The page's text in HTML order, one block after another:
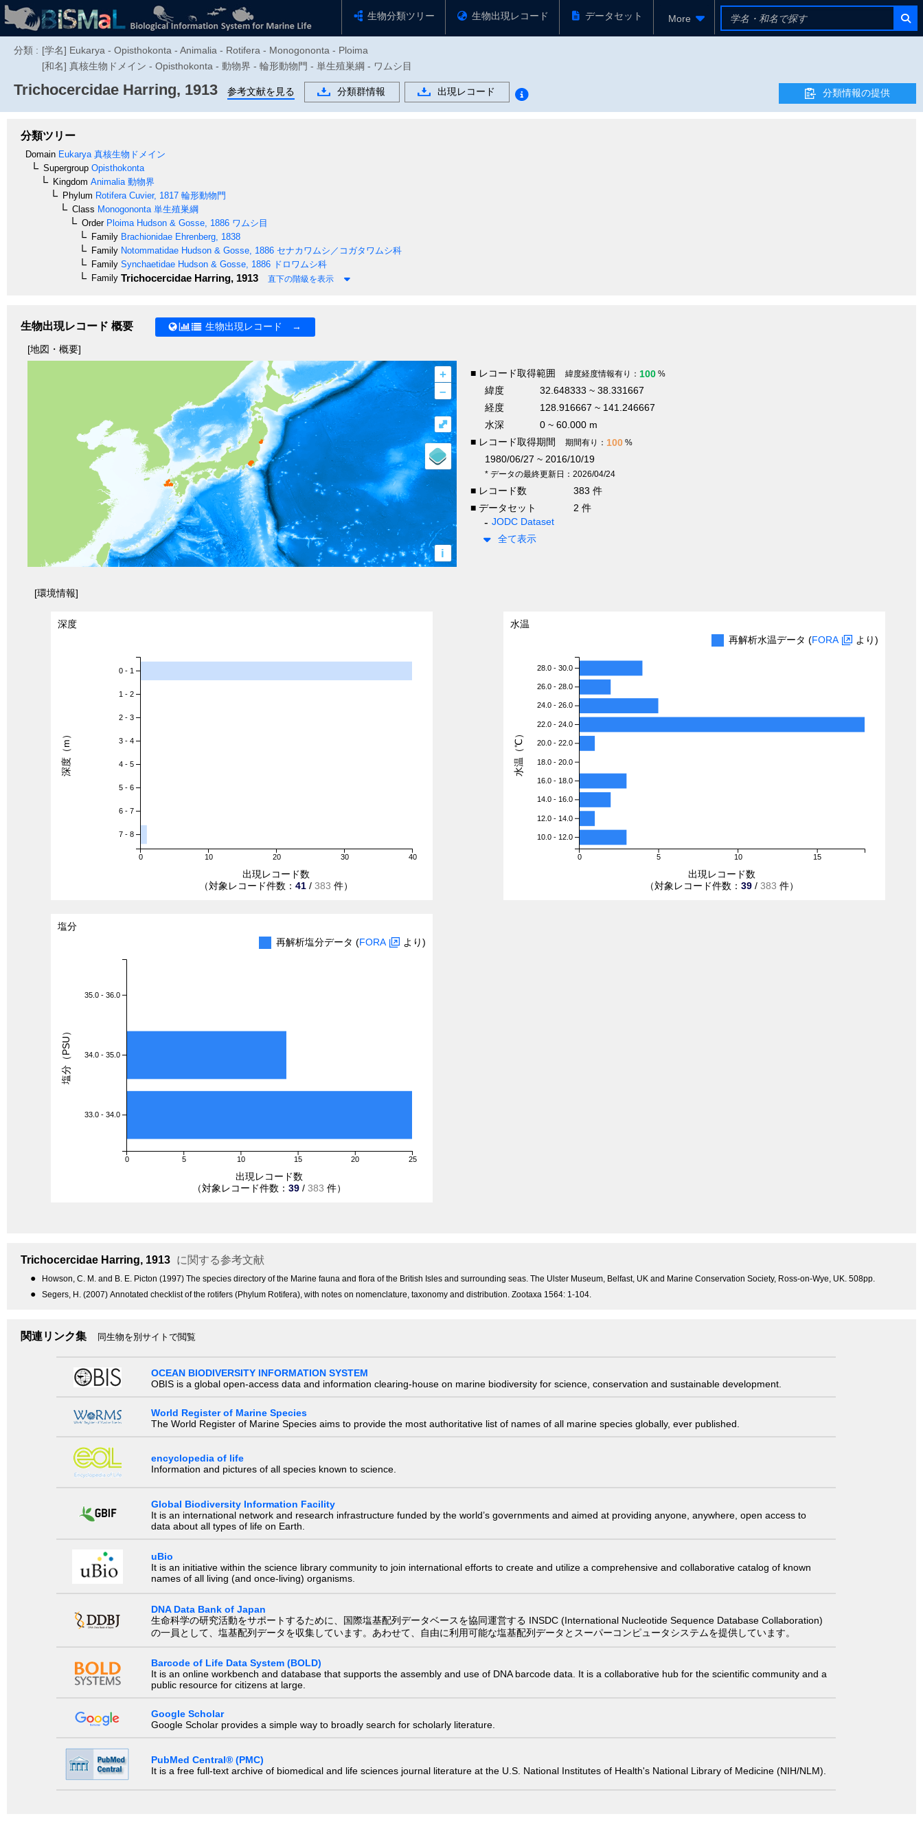
生物分類ツリー 生物出現レコード データセット More
分類 : [学名] Eukarya - Opisthokonta - Animalia - Rotifera - Monogononta - Ploima
[和名] 真核生物ドメイン - Opisthokonta - 動物界 - 輪形動物門 - 単生殖巣綱 - ワムシ目
Trichocercidae Harring, 1913 参考文献を見る 分類群情報 出現レコード 分類情報の提供
分類ツリー
Domain Eukarya 真核生物ドメイン
Supergroup Opisthokonta
Kingdom Animalia 動物界
Phylum Rotifera Cuvier, 1817 輪形動物門
Class Monogononta 単生殖巣綱
OrderPloima Hudson & Gosse, 1886 ワムシ目
Family Brachionidae Ehrenberg, 1838
Family Notommatidae Hudson & Gosse, 1886 セナカワムシ／コガタワムシ科
Family Synchaetidae Hudson & Gosse, 1886 ドロワムシ科
Family Trichocercidae Harring, 1913 直下の階級を表示
生物出現レコード 概要 生物出現レコード →
[地図・概要]
+
–
i
⤢
■ レコード取得範囲 緯度経度情報有り： 100 %
緯度
32.648333 ~ 38.331667
経度
128.916667 ~ 141.246667
水深
0 ~ 60.000 m
■ レコード取得期間
期間有り： 100 %
1980/06/27 ~ 2016/10/19
* データの最終更新日：2026/04/24
■ レコード数
383 件
■ データセット
2 件
JODC Dataset
全て表示
[環境情報]
深度
0 10 20 30 40
0 - 1
1 - 2
2 - 3
3 - 4
4 - 5
5 - 6
6 - 7
7 - 8
出現レコード数
（対象レコード件数： 41 / 383 件）
深度（m）
水温
再解析水温データ (FORA より)
0 5 10 15
28.0 - 30.0
26.0 - 28.0
24.0 - 26.0
22.0 - 24.0
20.0 - 22.0
18.0 - 20.0
16.0 - 18.0
14.0 - 16.0
12.0 - 14.0
10.0 - 12.0
出現レコード数
（対象レコード件数：39 /383 件）
水温（℃）
塩分
再解析塩分データ (FORA より)
0 5 10 15 20 25
35.0 - 36.0
34.0 - 35.0
33.0 - 34.0
出現レコード数
（対象レコード件数： 39 / 383 件）
塩分（PSU）
Trichocercidae Harring, 1913 に関する参考文献
● Howson, C. M. and B. E. Picton (1997) The species directory of the Marine fauna and flora of the British Isles and surrounding seas. The Ulster Museum, Belfast, UK and Marine Conservation Society, Ross-on-Wye, UK. 508pp.
● Segers, H. (2007) Annotated checklist of the rotifers (Phylum Rotifera), with notes on nomenclature, taxonomy and distribution. Zootaxa 1564: 1-104.
関連リンク集 同生物を別サイトで閲覧
OCEAN BIODIVERSITY INFORMATION SYSTEM
OBIS is a global open-access data and information clearing-house on marine biodiversity for science, conservation and sustainable development.
World Register of Marine Species
The World Register of Marine Species aims to provide the most authoritative list of names of all marine species globally, ever published.
encyclopedia of life
Information and pictures of all species known to science.
Global Biodiversity Information Facility
It is an international network and research infrastructure funded by the world’s governments and aimed at providing anyone, anywhere, open access to
data about all types of life on Earth.
uBio
It is an initiative within the science library community to join international efforts to create and utilize a comprehensive and collaborative catalog of known
names of all living (and once-living) organisms.
DNA Data Bank of Japan
生命科学の研究活動をサポートするために、国際塩基配列データベースを協同運営する INSDC (International Nucleotide Sequence Database Collaboration)
の一員として、塩基配列データを収集しています。あわせて、自由に利用可能な塩基配列データとスーパーコンピュータシステムを提供しています。
Barcode of Life Data System (BOLD)
It is an online workbench and database that supports the assembly and use of DNA barcode data. It is a collaborative hub for the scientific community and a
public resource for citizens at large.
Google Scholar
Google Scholar provides a simple way to broadly search for scholarly literature.
PubMed Central® (PMC)
It is a free full-text archive of biomedical and life sciences journal literature at the U.S. National Institutes of Health's National Library of Medicine (NIH/NLM).